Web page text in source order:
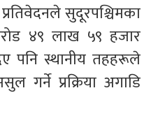
सुदूरपश्चिमका
४९ लाख ५९ हजार
पनि स्थानीय तहहरूले
गर्ने प्रक्रिया अगाडि